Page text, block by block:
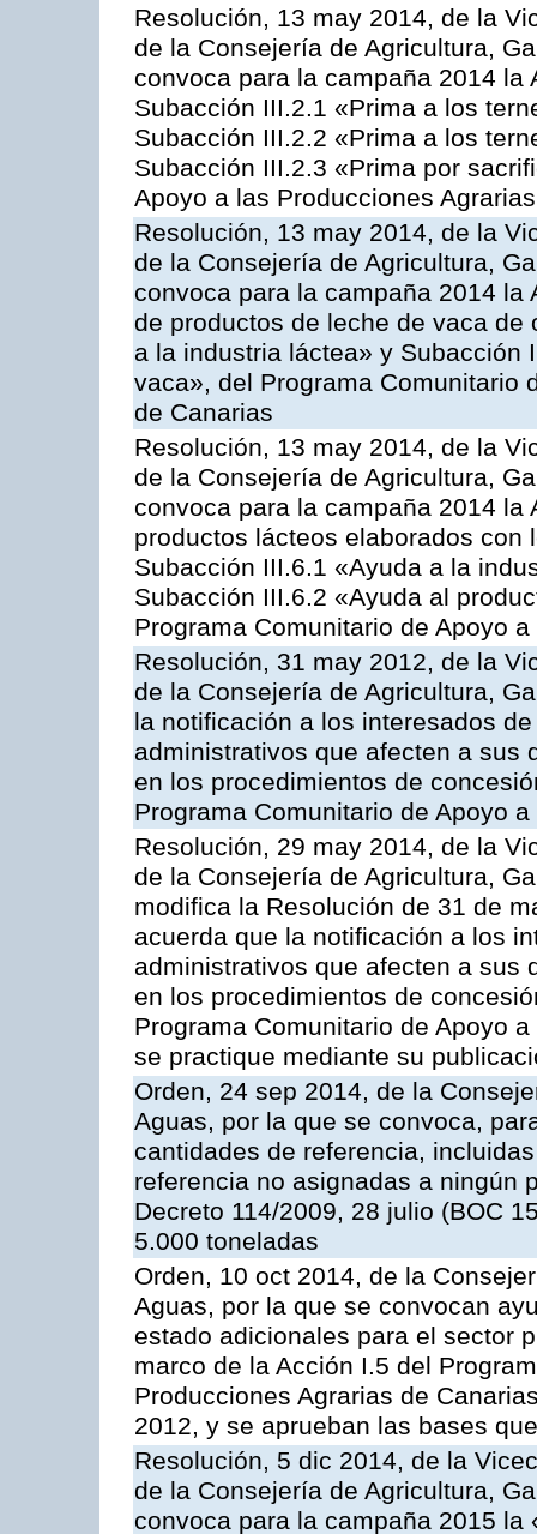
Resolución, 13 may 2014, de la
de la Consejería de Agricultura,
convoca para la campaña 2014
Subacción III.2.1 «Prima a los
Subacción III.2.2 «Prima a los
Subacción III.2.3 «Prima por
Apoyo a las Producciones
Resolución, 13 may 2014, de la
de la Consejería de Agricultura,
convoca para la campaña 2014
de productos de leche de vaca
a la industria láctea» y Subacción
vaca», del Programa Comunitario
de Canarias
Resolución, 13 may 2014, de la
de la Consejería de Agricultura,
convoca para la campaña 2014
productos lácteos elaborados
Subacción III.6.1 «Ayuda a la
Subacción III.6.2 «Ayuda al
Programa Comunitario de Apoyo
Resolución, 31 may 2012, de la
de la Consejería de Agricultura,
la notificación a los interesados
administrativos que afecten a sus
en los procedimientos de
Programa Comunitario de Apoyo
Resolución, 29 may 2014, de la
de la Consejería de Agricultura,
modifica la Resolución de 31 de
acuerda que la notificación a los
administrativos que afecten a sus
en los procedimientos de
Programa Comunitario de Apoyo
se practique mediante su
Orden, 24 sep 2014, de la
Aguas, por la que se convoca,
cantidades de referencia,
referencia no asignadas a ningún
Decreto 114/2009, 28 julio (BOC
5.000 toneladas
Orden, 10 oct 2014, de la
Aguas, por la que se convocan
estado adicionales para el sector
marco de la Acción I.5 del
Producciones Agrarias de
2012, y se aprueban las bases
Resolución, 5 dic 2014, de la
de la Consejería de Agricultura,
convoca para la campaña 2015 la